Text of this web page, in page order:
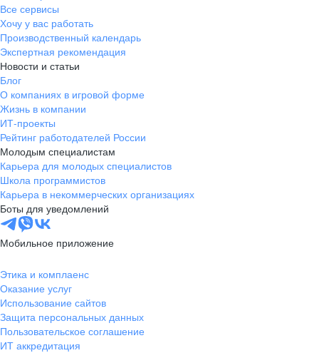
Все сервисы
Хочу у вас работать
Производственный календарь
Экспертная рекомендация
Новости и статьи
Блог
О компаниях в игровой форме
Жизнь в компании
ИТ-проекты
Рейтинг работодателей России
Молодым специалистам
Карьера для молодых специалистов
Школа программистов
Карьера в некоммерческих организациях
Боты для уведомлений
Мобильное приложение
Этика и комплаенс
Оказание услуг
Использование сайтов
Защита персональных данных
Пользовательское соглашение
ИТ аккредитация